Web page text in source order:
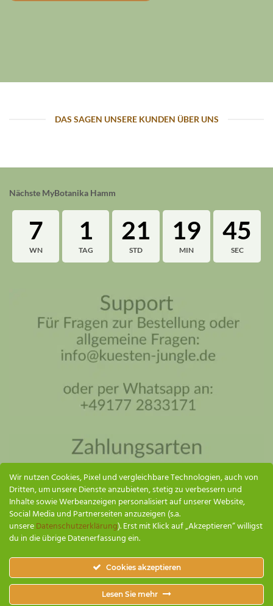
DAS SAGEN UNSERE KUNDEN ÜBER UNS
Nächste MyBotanika Hamm
7
WN
1
TAG
21
STD
19
MIN
44
SEC
Wir nutzen Cookies, Pixel und vergleichbare Technologien, auch von
Dritten, um unsere Dienste anzubieten, stetig zu verbessern und
Inhalte sowie Werbeanzeigen personalisiert auf unserer Website,
Social Media und Partnerseiten anzuzeigen (s.a.
unsereDatenschutzerklärung). Erst mit Klick auf „Akzeptieren“ willigst
du in die übrige Datenerfassung ein.
Cookies akzeptieren
Lesen Sie mehr
Küsten Jungle Assistent
SENDEN
Küsten Jungle